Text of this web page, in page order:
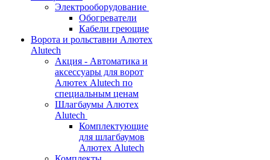
Электрооборудование
Обогреватели
Кабели греющие
Ворота и рольставни Алютех
Alutech
Акция - Автоматика и
аксессуары для ворот
Алютех Alutech по
специальным ценам
Шлагбаумы Алютех
Alutech
Комплектующие
для шлагбаумов
Алютех Alutech